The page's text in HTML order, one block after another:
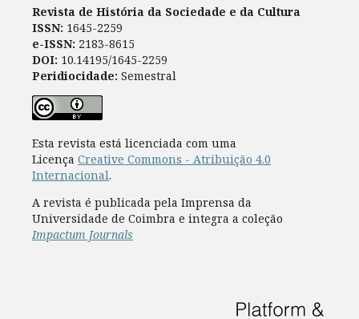
Revista de História da Sociedade e da Cultura
ISSN: 1645-2259
e-ISSN: 2183-8615
DOI: 10.14195/1645-2259
Peridiocidade: Semestral
Esta revista está licenciada com uma
Licença Creative Commons - Atribuição 4.0
Internacional.
A revista é publicada pela Imprensa da
Universidade de Coimbra e integra a coleção
Impactum Journals